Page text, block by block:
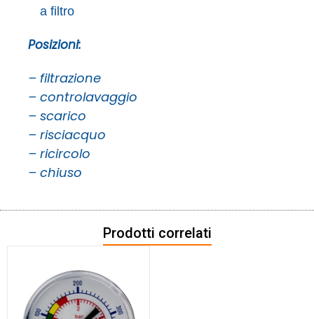
a filtro
Posizioni:
– filtrazione
– controlavaggio
– scarico
– risciacquo
– ricircolo
– chiuso
Prodotti correlati